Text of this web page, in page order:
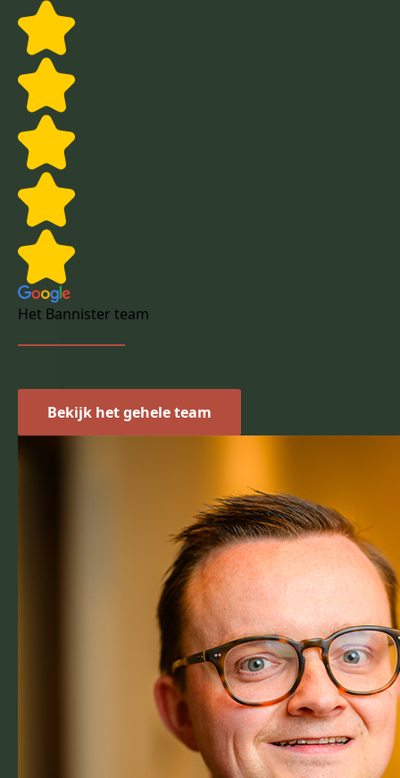
Het Bannister team
Bekijk het gehele team